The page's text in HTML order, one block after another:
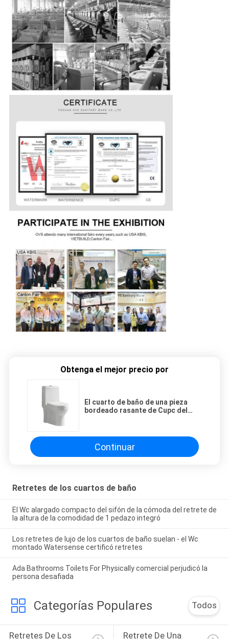
Obtenga el mejor precio por
El cuarto de baño de una pieza
bordeado rasante de Cupc del
Continuar
Retretes de los cuartos de baño
El Wc alargado compacto del sifón de la cómoda del retrete de
la altura de la comodidad de 1 pedazo integró
Los retretes de lujo de los cuartos de baño suelan - el Wc
montado Watersense certificó retretes
Ada Bathrooms Toilets For Physically comercial perjudicó la
persona desafiada
Categorías Populares Todos
Retretes De Los Retrete De Una